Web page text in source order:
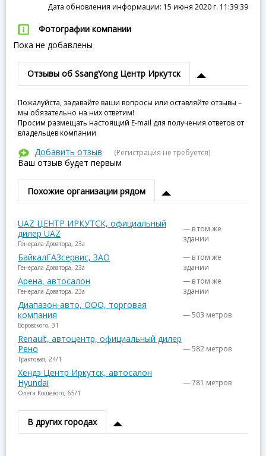
Дата обновления информации: 15 июня 2020 г. 11:39:39
Фотографии компании
Пока не добавлены
Отзывы об SsangYong Центр Иркутск
Пожалуйста, задавайте ваши вопросы или оставляйте отзывы –
мы обязательно на них ответим!
Просим размещать настоящий E-mail для получения ответов от
владельцев компании
Добавить отзыв (Регистрация не требуется)
Ваш отзыв будет первым
Похожие организации рядом
UAZ ЦЕНТР ИРКУТСК, официальный
дилер UAZ
Генерала Доватора, 23а
— в том же
здании
БайкалГАЗсервис, ЗАО
Генерала Доватора, 23а
— в том же
здании
Арена, автосалон
Генерала Доватора, 23а
— в том же
здании
Диапазон-авто, ООО, торговая
компания
Воровского, 31
— 503 метров
Renault, автоцентр, официальный дилер
Рено
Трактовая, 24/1
— 582 метров
Хендэ Центр Иркутск, автосалон
Hyundai
Олега Кошевого, 65/1
— 781 метров
В других городах